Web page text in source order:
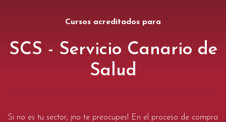
Cursos acreditados para
SCS - Servicio Canario de
Salud
Si no es tu sector, ¡no te preocupes! En el proceso de compra